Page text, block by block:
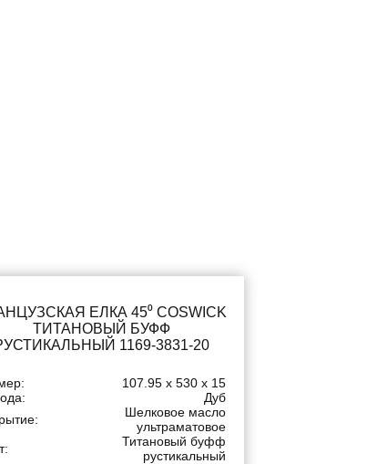
ЕЛКА 45⁰ COSWICK
ТИТАНОВЫЙ БУФФ
1169-3831-20
107.95 x 530 x 15
Дуб
Шелковое масло
ультраматовое
Титановый буфф
рустикальный